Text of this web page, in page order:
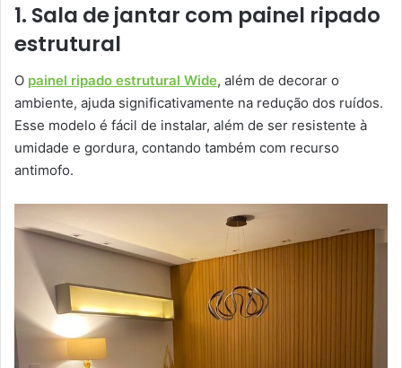
1. Sala de jantar com painel ripado
estrutural
O painel ripado estrutural Wide, além de decorar o
ambiente, ajuda significativamente na redução dos ruídos.
Esse modelo é fácil de instalar, além de ser resistente à
umidade e gordura, contando também com recurso
antimofo.